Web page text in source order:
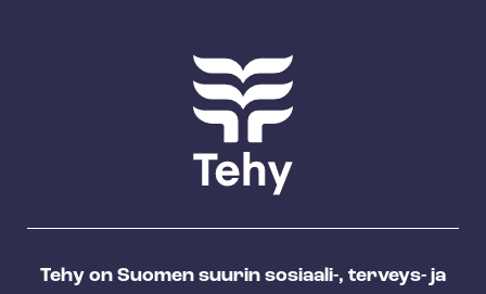
Tehy on Suomen suurin sosiaali-, terveys- ja